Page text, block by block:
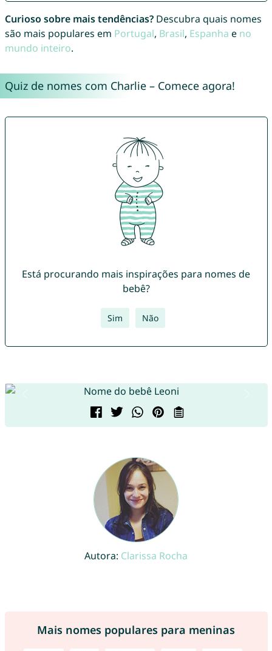
Curioso sobre mais tendências?Descubra quais nomes
são mais populares em Portugal, Brasil, Espanha e no
mundo inteiro.
Quiz de nomes com Charlie – Comece agora!
Está procurando mais inspirações para nomes de
bebê?
Sim Não
Autora: Clarissa Rocha
Mais nomes populares para meninas